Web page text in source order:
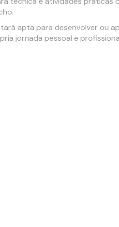
apta para desenvolver ou
jornada pessoal e